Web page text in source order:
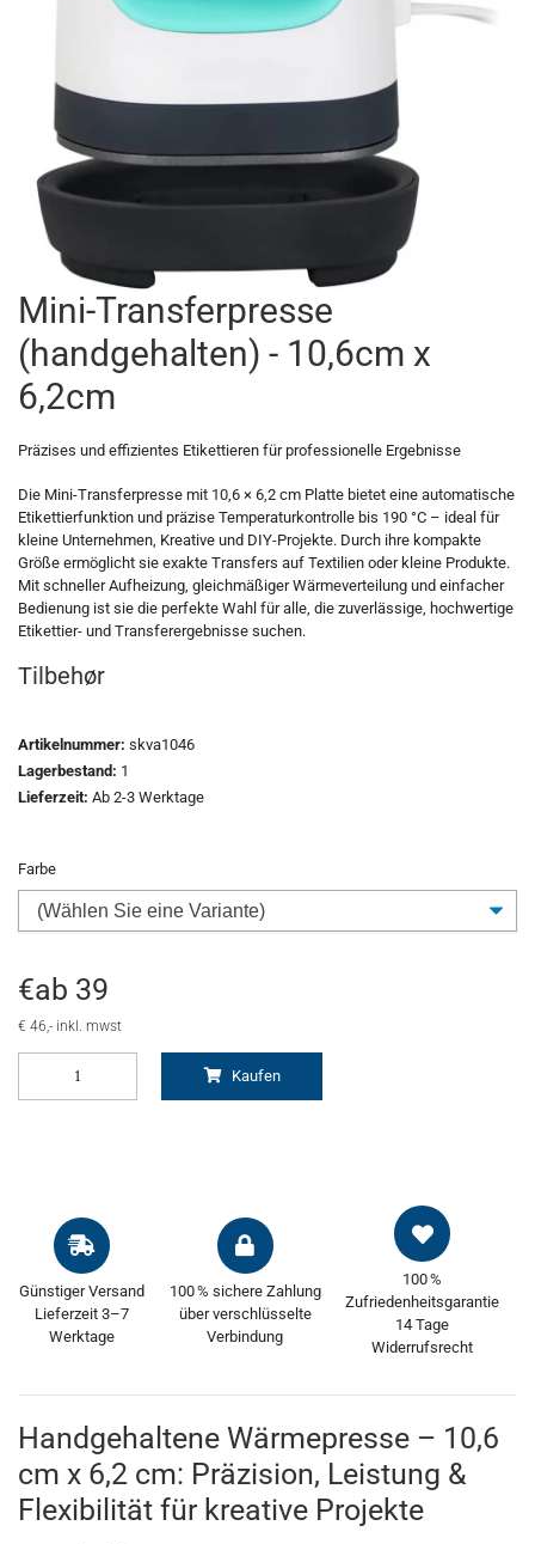
Laserbearbeitung
Großformatdrucker
Direct-to-Film Drucker
Solventdrucker
Sublimationsdrucker
Stickmaschinen
3D-Drucker
Oracal 631
Oracal 651
Oracal 751
Oracal 951
Oracal 961
Oracal 970 Matt
Oracal 970RA
Oracal 975
Oracal 451
Oracal 638
Spezialfolie
Übersicht
Gedruckte Medien
Oracal metallisierte Folien
Oralite 5600E
Oralite 5700
Oracal 6510
Oracal 7510
Oracal 8870
Oralux 9300
Glasdekorationsfolie
Graphtec
Ioline
ANA-GRAPH
Foison
P-Cut
Mimaki
Mutoh
Summagraphic
Redsail
GCC - Expert/Puma/Jaguar
Brother
Laserzubehör
Schneide-Software
Ersatzteile
Schneideplotter
Transferpressen
Schneidleisten
Schneidewerkzeuge und -matten
Pinzette
Schere
Schneidematten
Hemden
T-Shirts
Jacken
Caps
Taschen
Tüten
Ausrüstung und Kleidung
Sport
Fleece
Bodywarmer
Marken
Myrtle Beach
B&C Collektion
Sols
Stormtech
James & Nicholson
Makerspace - FabLab
Leasing
Gut loslegen mit dem Startpacket
Angebote
Anmelden
Mini-Transferpresse
(handgehalten) - 10,6cm x
6,2cm
Präzises und effizientes Etikettieren für professionelle Ergebnisse
Die Mini-Transferpresse mit 10,6 × 6,2 cm Platte bietet eine automatische
Etikettierfunktion und präzise Temperaturkontrolle bis 190 °C – ideal für
kleine Unternehmen, Kreative und DIY-Projekte. Durch ihre kompakte
Größe ermöglicht sie exakte Transfers auf Textilien oder kleine Produkte.
Mit schneller Aufheizung, gleichmäßiger Wärmeverteilung und einfacher
Bedienung ist sie die perfekte Wahl für alle, die zuverlässige, hochwertige
Etikettier- und Transferergebnisse suchen.
Tilbehør
Artikelnummer: skva1046
Lagerbestand: 1
Lieferzeit: Ab 2-3 Werktage
Farbe
€ab 39
€ 46,- inkl. mwst
Kaufen
Günstiger Versand
Lieferzeit 3–7
Werktage
100 % sichere Zahlung
über verschlüsselte
Verbindung
100 %
Zufriedenheitsgarantie
14 Tage
Widerrufsrecht
Handgehaltene Wärmepresse – 10,6
cm x 6,2 cm: Präzision, Leistung &
Flexibilität für kreative Projekte